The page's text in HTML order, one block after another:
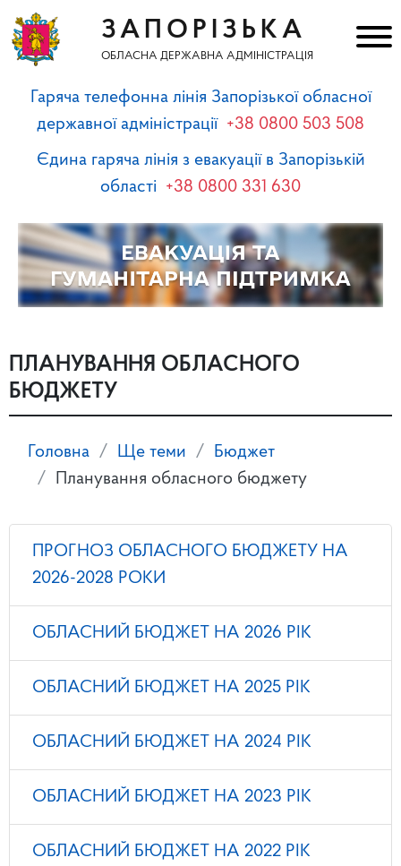
ЗАПОРІЗЬКА
ОБЛАСНА ДЕРЖАВНА АДМІНІСТРАЦІЯ
Гаряча телефонна лінія Запорізької обласної
державної адміністрації +38 0800 503 508
Єдина гаряча лінія з евакуації в Запорізькій
області +38 0800 331 630
ПЛАНУВАННЯ ОБЛАСНОГО
БЮДЖЕТУ
Головна Ще теми
Бюджет
Планування обласного бюджету
ПРОГНОЗ ОБЛАСНОГО БЮДЖЕТУ НА
2026-2028 РОКИ
ОБЛАСНИЙ БЮДЖЕТ НА 2026 РІК
ОБЛАСНИЙ БЮДЖЕТ НА 2025 РІК
ОБЛАСНИЙ БЮДЖЕТ НА 2024 РІК
ОБЛАСНИЙ БЮДЖЕТ НА 2023 РІК
ОБЛАСНИЙ БЮДЖЕТ НА 2022 РІК